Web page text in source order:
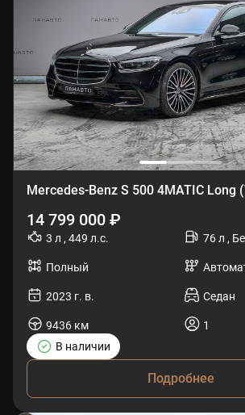
Mercedes-Benz S 500 4MATIC Long
14 799 000 ₽
3 л , 449 л.с. 76 л ,
Полный
2023 г. в. Седан
9436 км
1
В наличии
Подробнее